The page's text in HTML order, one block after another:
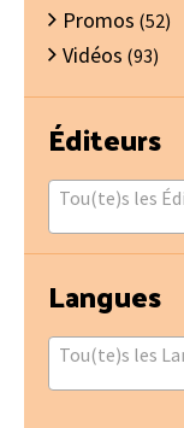
Promos (52)
Vidéos (93)
Éditeurs
Tou(te)s les
Langues
Tou(te)s les